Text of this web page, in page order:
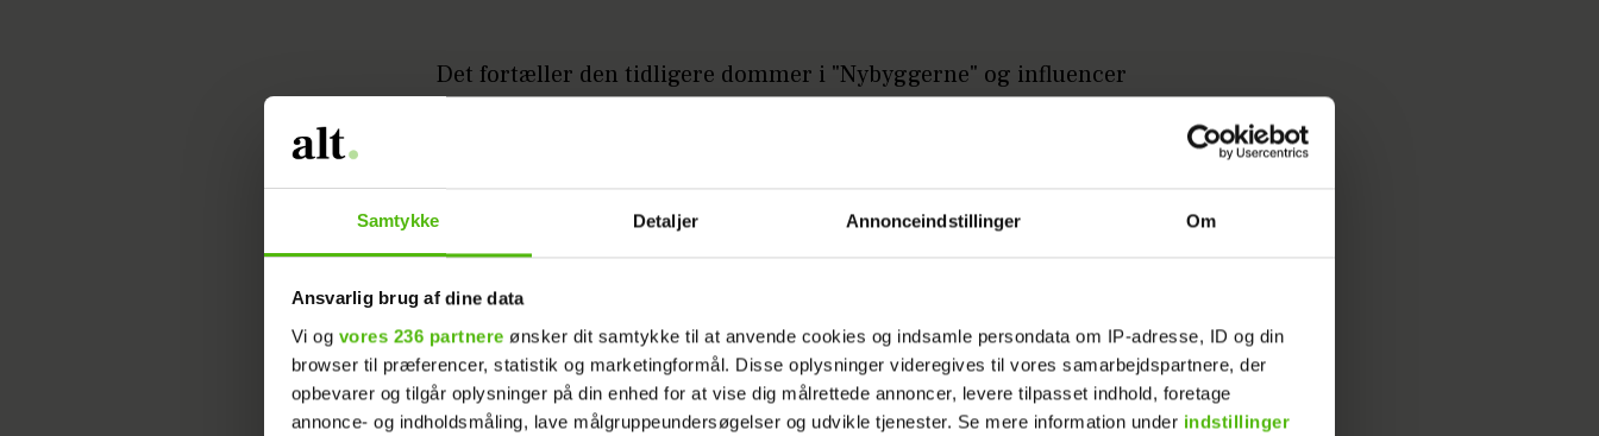
Samtykke Detaljer Annonceindstillinger Om
Ansvarlig brug af dine data
Vi og vores 236 partnere ønsker dit samtykke til at anvende cookies og indsamle persondata om IP-adresse, ID og din
browser til præferencer, statistik og marketingformål. Disse oplysninger videregives til vores samarbejdspartnere, der
opbevarer og tilgår oplysninger på din enhed for at vise dig målrettede annoncer, levere tilpasset indhold, foretage
annonce- og indholdsmåling, lave målgruppeundersøgelser og udvikle tjenester. Se mere information under indstillinger
Det fortæller den tidligere dommer i "Nybyggerne" og influencer
Mette Helena Rasmussen på Instagram.
afbryde deres planlagte rute. Og vi pakkede vores fejring sammen,
Videre fortæller Mette Helena, at Villas klasse naturligvis var rystet
og påvirket af situationen; at deres tanker ligeledes gik til offeret,
der var svært tilskadekommet, men som heldigvis meldes uden for